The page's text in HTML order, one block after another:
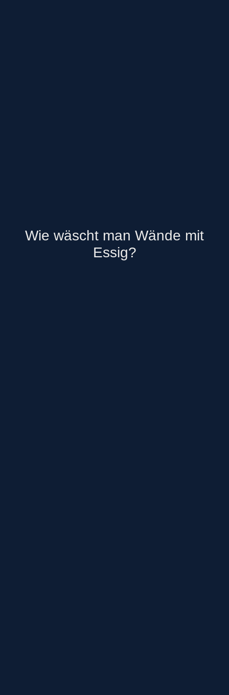
Wie wäscht man Wände mit
Essig?